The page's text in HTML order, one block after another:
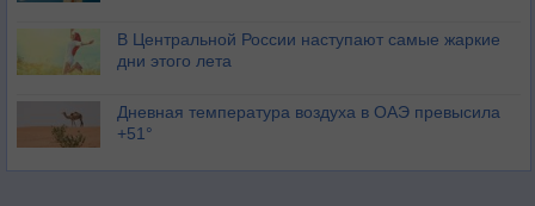
В Центральной России наступают самые жаркие
дни этого лета
Дневная температура воздуха в ОАЭ превысила
+51°